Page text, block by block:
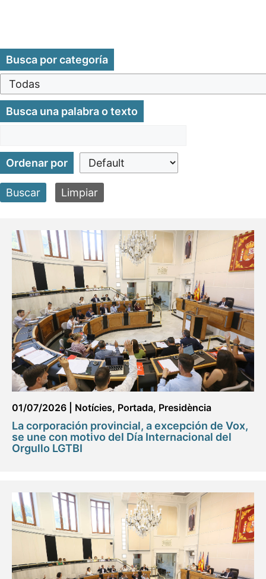
Busca por categoría
Busca una palabra o texto
Ordenar por
Buscar Limpiar
01/07/2026 Notícies, Portada, Presidència
La corporación provincial, a excepción de Vox,
se une con motivo del Día Internacional del
Orgullo LGTBI